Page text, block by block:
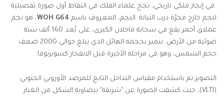
في إنجاز فلكي تاريخي، نجح علماء الفلك في التقاط أول صورة تفصيلية
لنجم خارج مجرّة درب التبانة. النجم، المعروف باسم WOH G64، هو نجم
عملاق أحمر يقع في سحابة ماجلان الكبرى، على بُعد 160 ألف سنة
ضوئية من الأرض. يتميز بحجمه الهائل الذي يبلغ حوالي 2000 ضعف
حجم الشمس، وهو في مراحله الأخيرة قبل الانفجار كسوبرنوفا.
التصوير تم باستخدام مقياس التداخل التابع للمرصد الأوروبي الجنوبي
(VLTI)، حيث كشفت الصورة عن "شرنقة" بيضاوية الشكل من الغبار